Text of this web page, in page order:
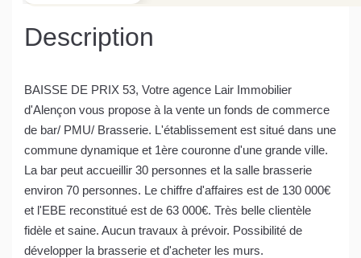
Description
BAISSE DE PRIX 53, Votre agence Lair Immobilier
d'Alençon vous propose à la vente un fonds de commerce
de bar/ PMU/ Brasserie. L'établissement est situé dans une
commune dynamique et 1ère couronne d'une grande ville.
La bar peut accueillir 30 personnes et la salle brasserie
environ 70 personnes. Le chiffre d'affaires est de 130 000€
et l'EBE reconstitué est de 63 000€. Très belle clientèle
fidèle et saine. Aucun travaux à prévoir. Possibilité de
développer la brasserie et d'acheter les murs.